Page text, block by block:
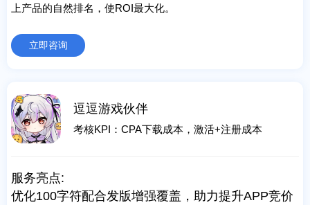
上产品的自然排名，使ROI最大化。
立即咨询
逗逗游戏伙伴
考核KPI：CPA下载成本，激活+注册成本
服务亮点:
优化100字符配合发版增强覆盖，助力提升APP竞价